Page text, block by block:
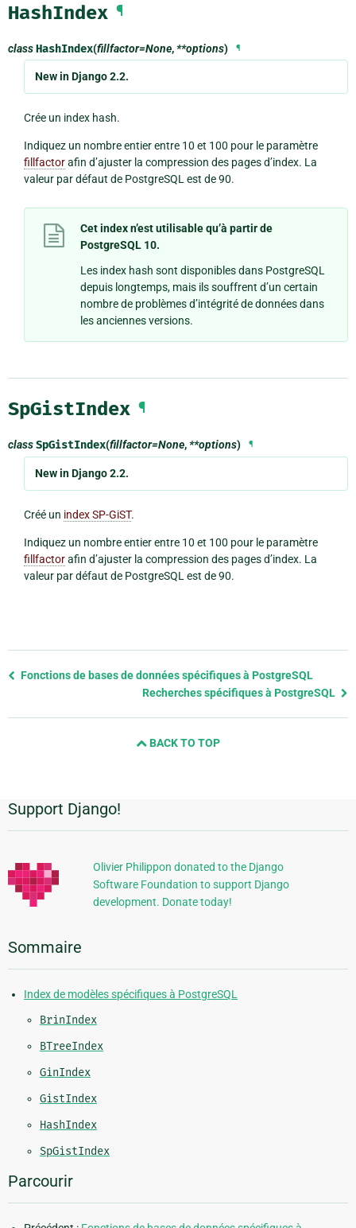
HashIndex ¶
classHashIndex(fillfactor=None,**options) ¶
New in Django 2.2.
Crée un index hash.
Indiquez un nombre entier entre 10 et 100 pour le paramètre
fillfactorafin d’ajuster la compression des pages d’index. La
valeur par défaut de PostgreSQL est de 90.
Cet index n’est utilisable qu’à partir de
PostgreSQL 10.
Les index hash sont disponibles dans PostgreSQL
depuis longtemps, mais ils souffrent d’un certain
nombre de problèmes d’intégrité de données dans
les anciennes versions.
SpGistIndex ¶
classSpGistIndex(fillfactor=None,**options) ¶
New in Django 2.2.
Créé un index SP-GiST.
Indiquez un nombre entier entre 10 et 100 pour le paramètre
fillfactorafin d’ajuster la compression des pages d’index. La
valeur par défaut de PostgreSQL est de 90.
Previous
Fonctions de bases de données spécifiques à PostgreSQL
Recherches spécifiques à PostgreSQL
BACK TO TOP
Informations
supplémentaires
Support Django!
Olivier Philippon donated to the Django
Software Foundation to support Django
development. Donate today!
Sommaire
Index de modèles spécifiques à PostgreSQL
BrinIndex
BTreeIndex
GinIndex
GistIndex
HashIndex
SpGistIndex
Parcourir